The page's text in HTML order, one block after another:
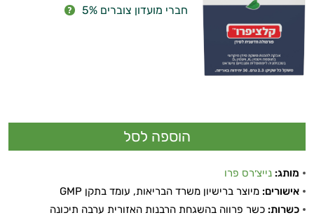
חברי מועדון צוברים 5%
מותג: נייצ׳רס פרו
אישורים: מיוצר ברישיון משרד הבריאות, עומד בתקן GMP
כשרות: כשר פרווה בהשגחת הרבנות האזורית ערבה תיכונה